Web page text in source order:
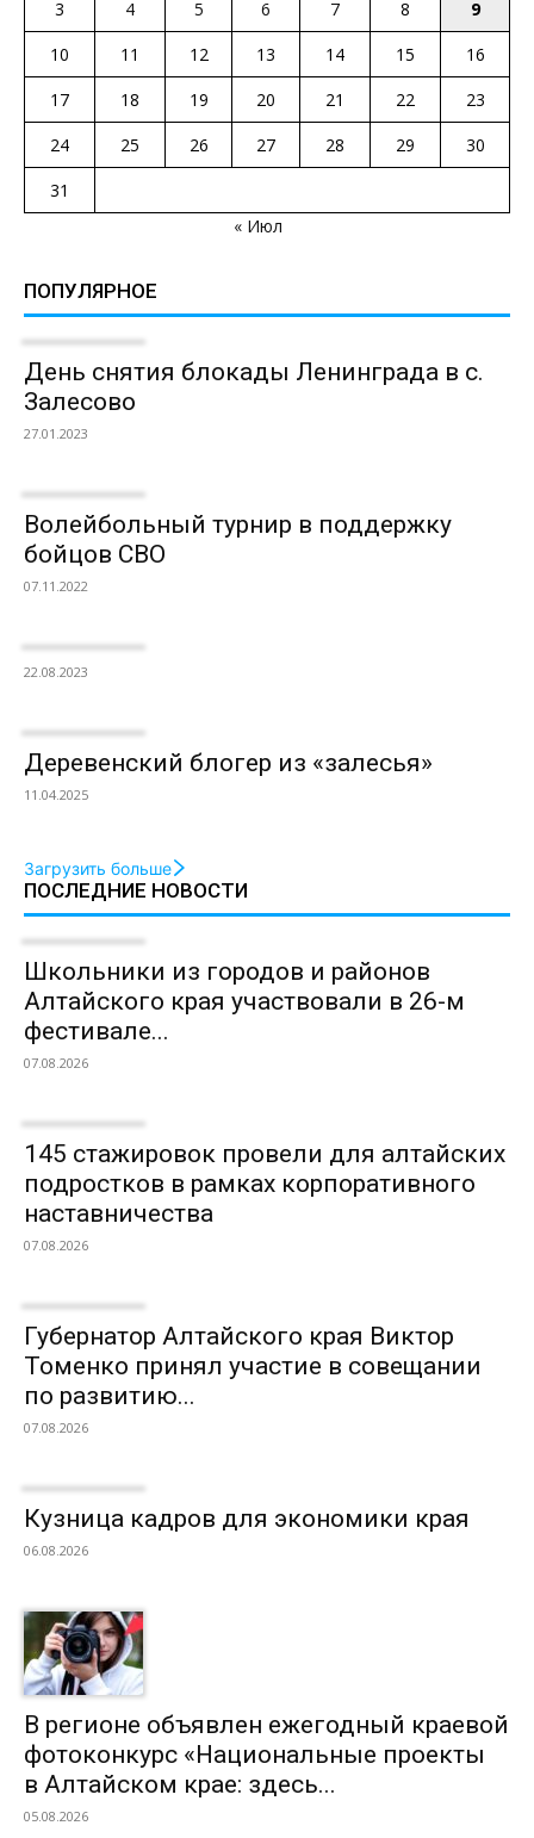
3
4 5 6 7 8
9
10
11 12 13 14 15
16
17
18 19 20 21 22
23
24
25 26 27 28 29
30
31
« Июл
ПОПУЛЯРНОЕ
День снятия блокады Ленинграда в с.
Залесово
27.01.2023
Волейбольный турнир в поддержку
бойцов СВО
07.11.2022
22.08.2023
Деревенский блогер из «залесья»
11.04.2025
Загрузить больше
ПОСЛЕДНИЕ НОВОСТИ
Школьники из городов и районов
Алтайского края участвовали в 26-м
фестивале...
07.08.2026
145 стажировок провели для алтайских
подростков в рамках корпоративного
наставничества
07.08.2026
Губернатор Алтайского края Виктор
Томенко принял участие в совещании
по развитию...
07.08.2026
Кузница кадров для экономики края
06.08.2026
В регионе объявлен ежегодный краевой
фотоконкурс «Национальные проекты
в Алтайском крае: здесь...
05.08.2026